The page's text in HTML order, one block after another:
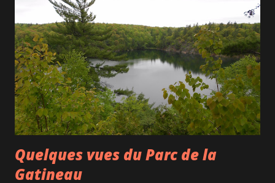
Quelques vues du Parc de la
Gatineau